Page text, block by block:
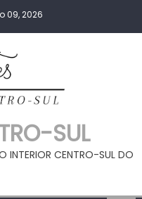
09, 2026
SUL
INTERIOR CENTRO-SUL DO